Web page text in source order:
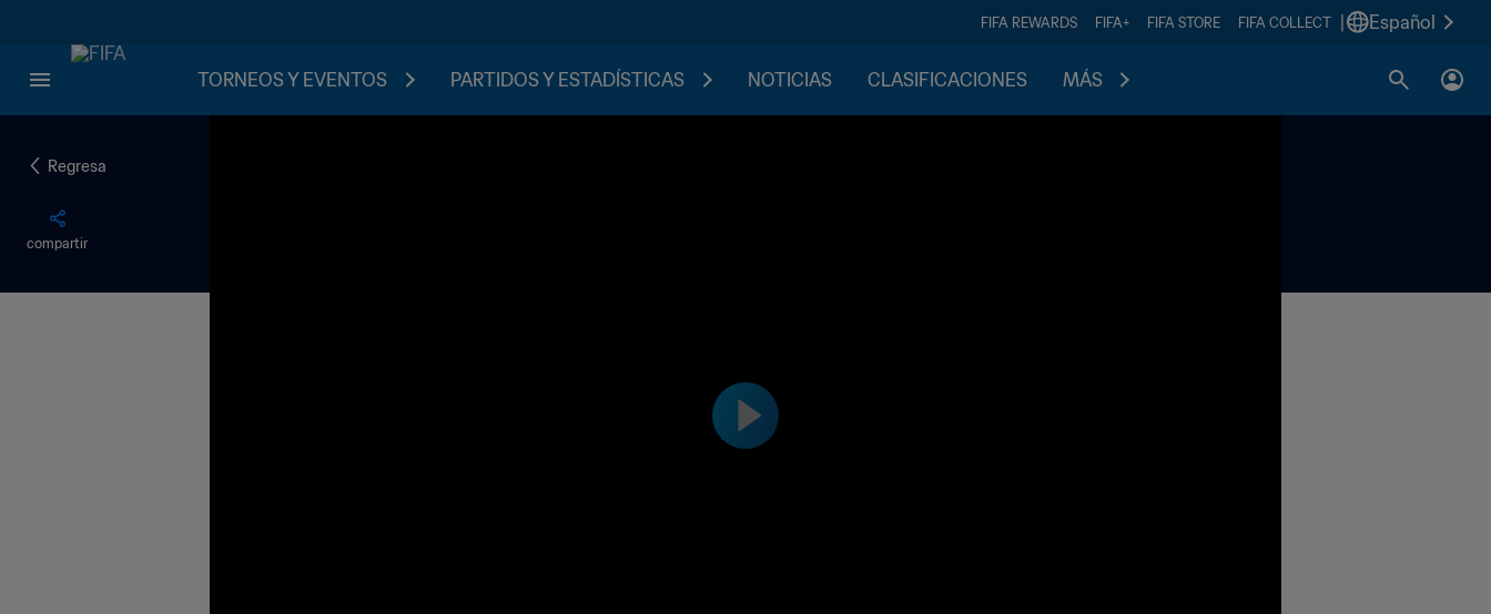
FIFA REWARDS FIFA+ FIFA STORE FIFA COLLECT Español
TORNEOS Y EVENTOS PARTIDOS Y ESTADÍSTICAS NOTICIAS CLASIFICACIONES MÁS
Regresa
compartir